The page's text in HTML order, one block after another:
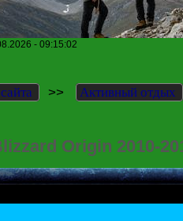
- 09:15:02
>> Активный отдых
Origin 2010-